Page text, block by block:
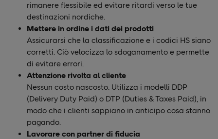
rimanere flessibile ed evitare ritardi verso le tue
destinazioni nordiche.
Mettere in ordine i dati dei prodotti
Assicurarsi che la classificazione e i codici HS siano
corretti. Ciò velocizza lo sdoganamento e permette
di evitare errori.
Attenzione rivolta al cliente
Nessun costo nascosto. Utilizza i modelli DDP
(Delivery Duty Paid) o DTP (Duties & Taxes Paid), in
modo che i clienti sappiano in anticipo cosa stanno
pagando.
Lavorare con partner di fiducia